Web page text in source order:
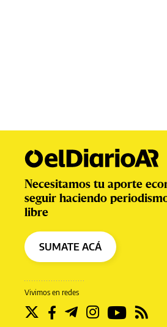
Vivimos en redes
Necesitamos tu aporte
seguir haciendo
libre
SUMATE ACÁ